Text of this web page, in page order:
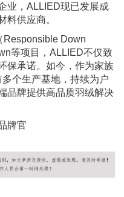
业，ALLIED现已发展成
料供应商。
Responsible Down
等项目，ALLIED不仅致
保承诺。如今，作为家族
个生产基地，持续为户
品牌提供高品质羽绒解决
牌官